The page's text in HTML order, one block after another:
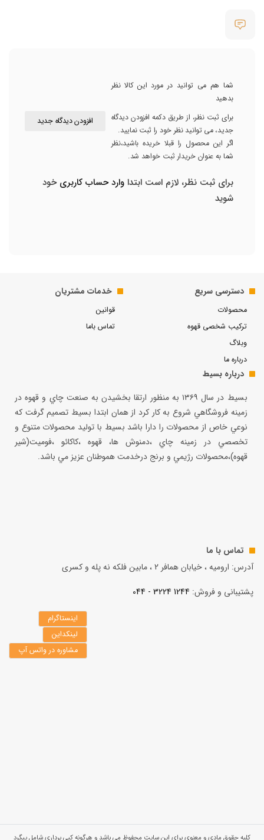
شما هم می توانید در مورد این کالا نظر
بدهید
برای ثبت نظر، از طریق دکمه افزودن دیدگاه
جدید، می توانید نظر خود را ثبت نمایید.
اگر این محصول را قبلا خریده باشید،نظر
شما به عنوان خریدار ثبت خواهد شد.
افزودن دیدگاه جدید
برای ثبت نظر، لازم است ابتدا وارد حساب کاربریخود
شوید
دسترسی سریع
محصولات
ترکیب شخصی قهوه
وبلاگ
درباره ما
خدمات مشتریان
قوانین
تماس باما
درباره بسیط
بسيط در سال ۱۳۶۹ به منظور ارتقا بخشيدن به صنعت چاي و قهوه در
زمينه فروشگاهي شروع به كار كرد از همان ابتدا بسيط تصميم گرفت كه
نوعي خاص از محصولات را دارا باشد بسيط با توليد محصولات متنوع و
تخصصي در زمينه چاي ،دمنوش ها، قهوه ،كاكائو ،فوميت(شير
قهوه)،محصولات رژيمي و برنج درخدمت هموطنان عزيز مي باشد.
تماس با ما
آدرس: ارومیه ، خیابان همافر 2 ، مابين فلكه نه پله و کسری
پشتیبانی و فروش: 1244 3224 - 044
اینستاگرام
لینکداین
مشاوره در واتس آپ
کلیه حقوق مادی و معنوی برای این سایت محفوظ می باشد و هرگونه کپی برداری شامل پیگرد